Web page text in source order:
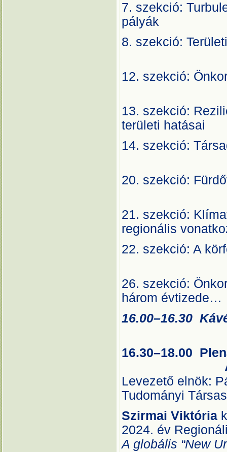
7. szekció:
8. szekció:
12. szekció:
13. szekció:
területi
14. szekció:
20. szekció:
21. szekció:
regionális
22. szekció: A
26. szekció:
három
16.00–16.30
16.30–18.00
A1
Levezető elnök:
Tudományi
Szirmai Viktória
2024. év
A globális “New